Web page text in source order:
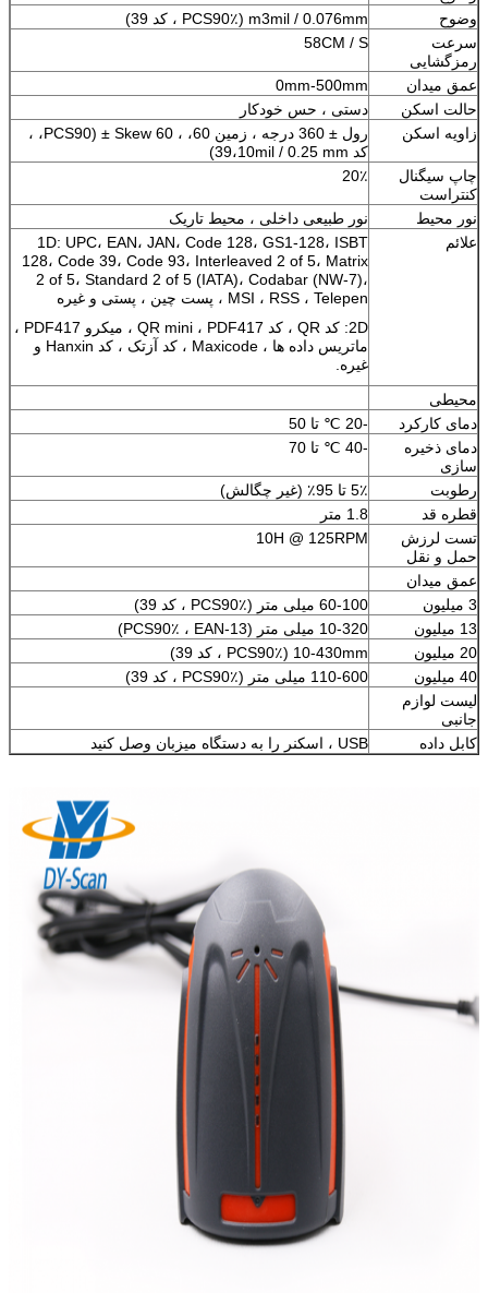
وضوح
m3mil / 0.076mm (PCS90٪ ، کد 39)
سرعت
رمزگشایی
58CM / S
عمق میدان
0mm-500mm
حالت اسکن
دستی ، حس خودکار
زاویه اسکن
رول ± 360 درجه ، زمین 60، ، Skew 60 ± (PCS90، ،
کد 39،10mil / 0.25 mm)
چاپ سیگنال
کنتراست
20٪
نور محیط
نور طبیعی داخلی ، محیط تاریک
علائم
1D: UPC، EAN، JAN، Code 128، GS1-128، ISBT
128، Code 39، Code 93، Interleaved 2 of 5، Matrix
2 of 5، Standard 2 of 5 (IATA)، Codabar (NW-7)،
MSI ، RSS ، Telepen ، پست چین ، پستی و غیره
2D: کد QR ، کد QR mini ، PDF417 ، میکرو PDF417 ،
ماتریس داده ها ، Maxicode ، کد آزتک ، کد Hanxin و
غیره.
محیطی
دمای کارکرد
-20 ℃ تا 50
دمای ذخیره
سازی
-40 ℃ تا 70
رطوبت
5٪ تا 95٪ (غیر چگالش)
قطره قد
1.8 متر
تست لرزش
حمل و نقل
10H @ 125RPM
عمق میدان
3 ميليون
60-100 میلی متر (PCS90٪ ، کد 39)
13 ميليون
10-320 میلی متر (PCS90٪ ، EAN-13)
20 ميليون
10-430mm (PCS90٪ ، کد 39)
40 ميليون
110-600 میلی متر (PCS90٪ ، کد 39)
لیست لوازم
جانبی
کابل داده
USB ، اسکنر را به دستگاه میزبان وصل کنید